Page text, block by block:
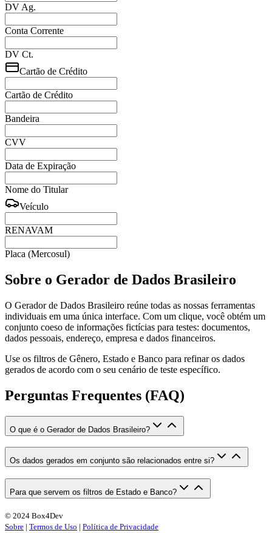
DV Ag.
Conta Corrente
DV Ct.
Cartão de Crédito
Cartão de Crédito
Bandeira
CVV
Data de Expiração
Nome do Titular
Veículo
RENAVAM
Placa (Mercosul)
Sobre o Gerador de Dados Brasileiro
O Gerador de Dados Brasileiro reúne todas as nossas ferramentas
individuais em uma única interface. Com um clique, você obtém um
conjunto coeso de informações fictícias para testes: documentos,
dados pessoais, endereço, empresa e dados financeiros.
Use os filtros de Gênero, Estado e Banco para refinar os dados
gerados de acordo com o seu cenário de teste específico.
Perguntas Frequentes (FAQ)
O que é o Gerador de Dados Brasileiro?
Os dados gerados em conjunto são relacionados entre si?
Para que servem os filtros de Estado e Banco?
© 2024 Box4Dev
Sobre | Termos de Uso | Política de Privacidade